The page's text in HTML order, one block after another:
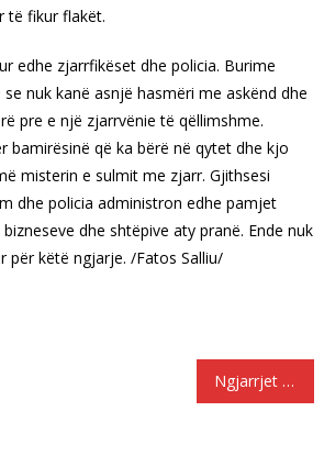
të fikur flakët.
edhe zjarrfikëset dhe policia. Burime
nuk kanë asnjë hasmëri me askënd dhe
pre e një zjarrvënie të qëllimshme.
bamirësinë që ka bërë në qytet dhe kjo
misterin e sulmit me zjarr. Gjithsesi
dhe policia administron edhe pamjet
dhe shtëpive aty pranë. Ende nuk
për këtë ngjarje. /Fatos Salliu/
Ngjarrjet më të rëndësishme që kanë ndodhur më 9 korrik?